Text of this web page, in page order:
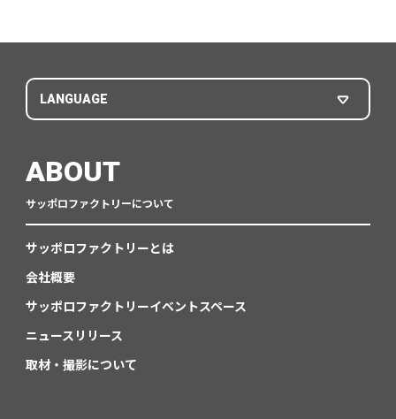
LANGUAGE
ABOUT
サッポロファクトリーについて
サッポロファクトリーとは
会社概要
サッポロファクトリーイベントスペース
ニュースリリース
取材・撮影について